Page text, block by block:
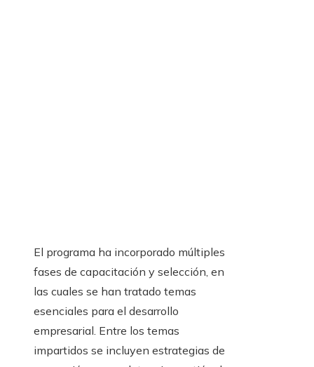
El programa ha incorporado múltiples
fases de capacitación y selección , en
las cuales se han tratado temas
esenciales para el desarrollo
empresarial. Entre los temas
impartidos se incluyen estrategias de